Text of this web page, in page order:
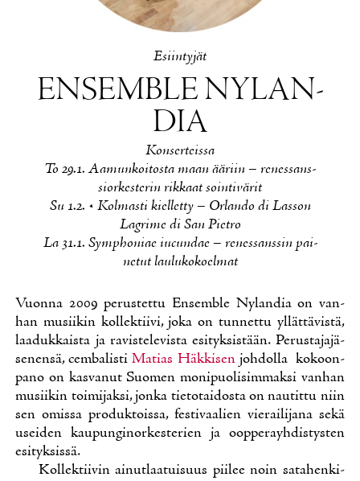
Esiin­ty­jät
EN­SEMBLE NY­LAN­
DIA
Kon­ser­teis­sa
To 29.1. Aa­mun­koi­tos­ta maan ää­riin – re­nes­sans­
sior­kes­te­rin rik­kaat soin­ti­vä­rit
Su 1.2. • Kol­mas­ti kiel­let­ty – Or­lan­do di Las­son
Lagri­me di San Piet­ro
La 31.1. Symp­ho­niae iucun­dae – re­nes­sans­sin pai­
ne­tut lau­lu­ko­koel­mat
Vuon­na 2009 pe­rus­tet­tu En­semble Ny­lan­dia on van­
han musii­kin kol­lek­tii­vi, jo­ka on tun­net­tu yl­lät­tä­vis­tä,
laa­duk­kais­ta ja ra­vis­te­le­vis­ta esi­tyk­sis­tään. Pe­rus­ta­ja­jä­
se­nen­sä, cem­ba­lis­tiMa­tias Häk­ki­senjoh­dol­la ko­koon­
pa­no on kas­va­nut Suo­men mo­ni­puo­li­sim­mak­si van­han
musii­kin toi­mi­jak­si, jon­ka tie­to­tai­dos­ta on nau­tit­tu niin
sen omis­sa pro­duk­tois­sa, fes­ti­vaa­lien vie­rai­li­ja­na se­kä
usei­den kau­pun­gi­nor­kes­te­rien ja oop­pe­rayh­dis­tys­ten
esi­tyk­sis­sä.
Kol­lek­tii­vin ai­nut­laa­tui­suus pii­lee noin sa­ta­hen­ki­